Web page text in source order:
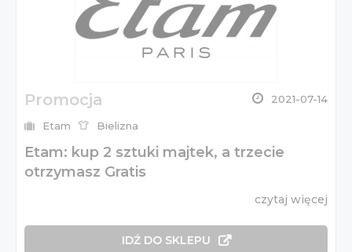
Promocja 2021-07-14
Etam Bielizna
Etam: kup 2 sztuki majtek, a trzecie
otrzymasz Gratis
czytaj więcej
IDŹ DO SKLEPU